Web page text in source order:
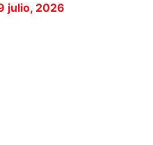
julio, 2026